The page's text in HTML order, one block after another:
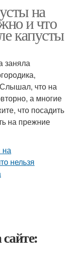
на
и что
капусты
заняла
Слышал, что на
а многие
что посадить
на прежние